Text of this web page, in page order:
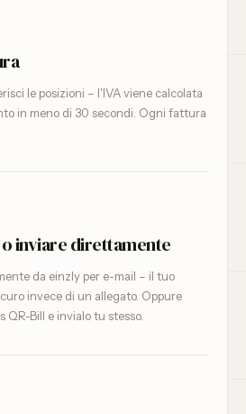
le posizioni – l'IVA viene calcolata
in meno di 30 secondi. Ogni fattura
inviare direttamente
da einzly per e-mail – il tuo
invece di un allegato. Oppure
QR-Bill e invialo tu stesso.